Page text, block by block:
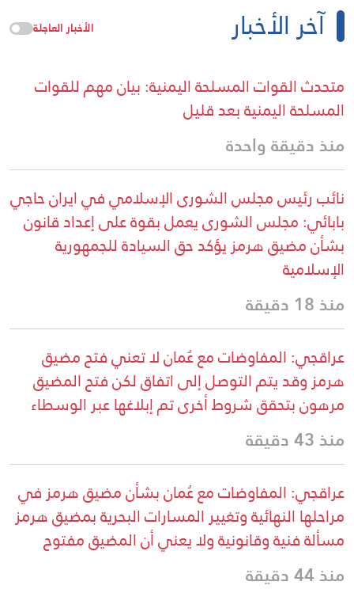
آخر الأخبار الأخبار العاجلة
متحدث القوات المسلحة اليمنية: بيان مهم للقوات
المسلحة اليمنية بعد قليل
منذ دقيقة واحدة
نائب رئيس مجلس الشورى الإسلامي في ايران حاجي
بابائي: مجلس الشورى يعمل بقوة على إعداد قانون
بشأن مضيق هرمز يؤكد حق السيادة للجمهورية
الإسلامية
منذ 18 دقيقة
عراقجي: المفاوضات مع عُمان لا تعني فتح مضيق
هرمز وقد يتم التوصل إلى اتفاق لكن فتح المضيق
مرهون بتحقق شروط أخرى تم إبلاغها عبر الوسطاء
منذ 43 دقيقة
عراقجي: المفاوضات مع عُمان بشأن مضيق هرمز في
مراحلها النهائية وتغيير المسارات البحرية بمضيق هرمز
مسألة فنية وقانونية ولا يعني أن المضيق مفتوح
منذ 44 دقيقة